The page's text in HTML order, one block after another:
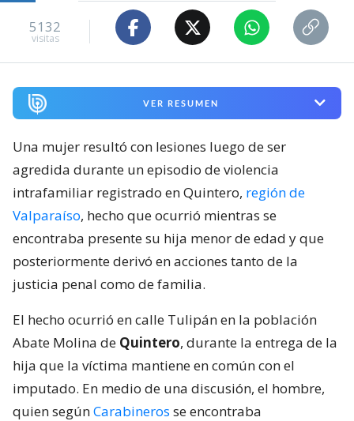
5132
visitas
VER RESUMEN
Una mujer resultó con lesiones luego de ser
agredida durante un episodio de violencia
intrafamiliar registrado en Quintero, región de
Valparaíso, hecho que ocurrió mientras se
encontraba presente su hija menor de edad y que
posteriormente derivó en acciones tanto de la
justicia penal como de familia.
El hecho ocurrió en calle Tulipán en la población
Abate Molina de Quintero, durante la entrega de la
hija que la víctima mantiene en común con el
imputado. En medio de una discusión, el hombre,
quien segúnCarabineros se encontraba